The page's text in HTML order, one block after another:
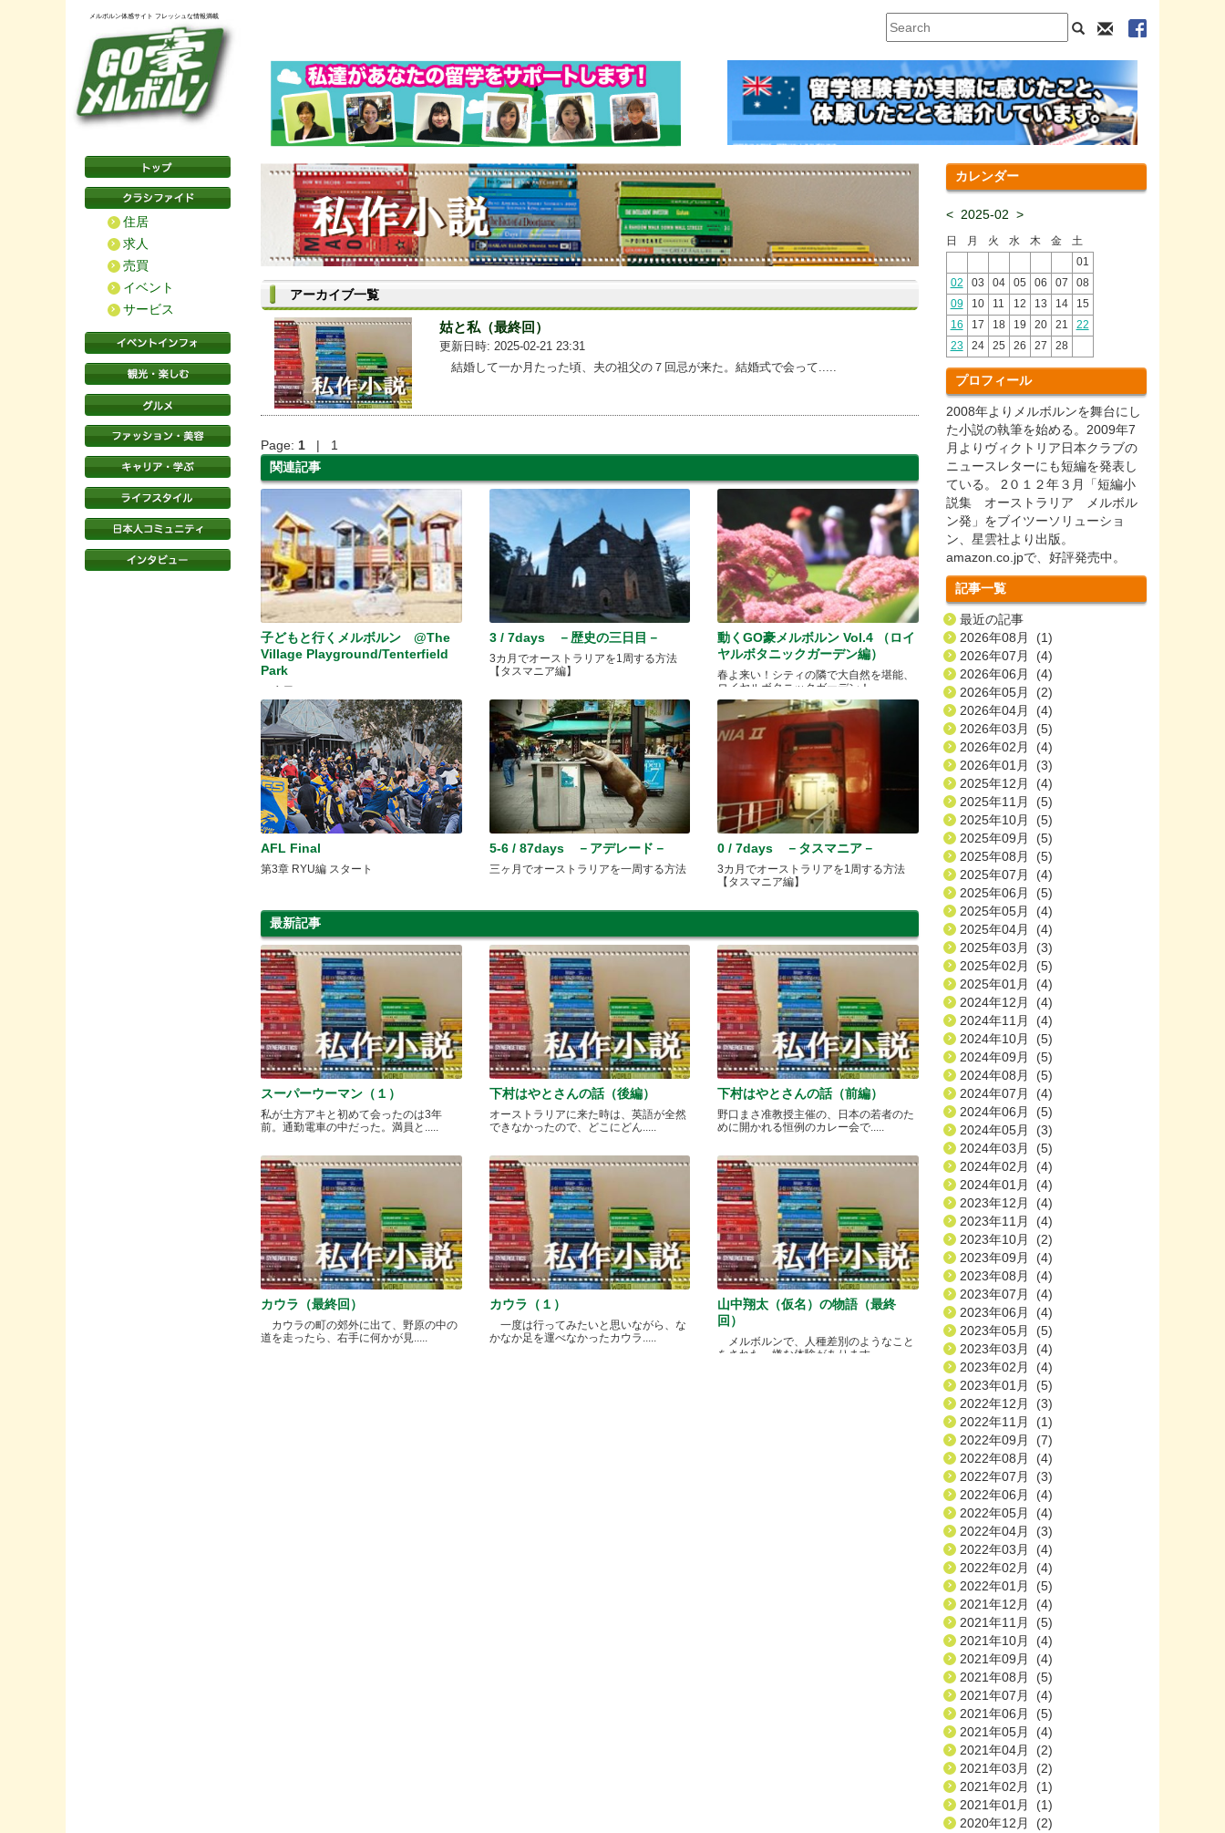
メルボルン体感サイト フレッシュな情報満載
住居
求人
売買
イベント
サービス
アーカイブ一覧
姑と私（最終回）
更新日時: 2025-02-21 23:31
結婚して一か月たった頃、夫の祖父の７回忌が来た。結婚式で会って.....
Page: 1 | 1
関連記事
子どもと行くメルボルン @The
Village Playground/Tenterfield
Park
お店屋さんごっこに♪
3 / 7days －歴史の三日目－
3カ月でオーストラリアを1周する方法
【タスマニア編】
動くGO豪メルボルン Vol.4 （ロイ
ヤルボタニックガーデン編）
春よ来い！シティの隣で大自然を堪能、
ロイヤルボタニックガーデン！
AFL Final
第3章 RYU編 スタート
5-6 / 87days －アデレード－
三ヶ月でオーストラリアを一周する方法
0 / 7days －タスマニア－
3カ月でオーストラリアを1周する方法
【タスマニア編】
最新記事
スーパーウーマン（１）
私が土方アキと初めて会ったのは3年
前。通勤電車の中だった。満員と.....
下村はやとさんの話（後編）
オーストラリアに来た時は、英語が全然
できなかったので、どこにどん.....
下村はやとさんの話（前編）
野口まさ准教授主催の、日本の若者のた
めに開かれる恒例のカレー会で.....
カウラ（最終回）
カウラの町の郊外に出て、野原の中の
道を走ったら、右手に何かが見.....
カウラ（１）
一度は行ってみたいと思いながら、な
かなか足を運べなかったカウラ.....
山中翔太（仮名）の物語（最終
回）
メルボルンで、人種差別のようなこと
をされた、嫌な体験があります.....
カレンダー
< 2025-02 >
日 月 火 水 木 金
土
01
02
03 04 05 06 07
08
09
10 11 12 13 14
15
16
17 18 19 20 21
22
23
24 25 26 27 28
プロフィール
2008年よりメルボルンを舞台にし
た小説の執筆を始める。2009年7
月よりヴィクトリア日本クラブの
ニュースレターにも短編を発表し
ている。 2０１２年３月「短編小
説集 オーストラリア メルボル
ン発」をブイツーソリューショ
ン、星雲社より出版。
amazon.co.jpで、好評発売中。
記事一覧
最近の記事
2026年08月 (1)
2026年07月 (4)
2026年06月 (4)
2026年05月 (2)
2026年04月 (4)
2026年03月 (5)
2026年02月 (4)
2026年01月 (3)
2025年12月 (4)
2025年11月 (5)
2025年10月 (5)
2025年09月 (5)
2025年08月 (5)
2025年07月 (4)
2025年06月 (5)
2025年05月 (4)
2025年04月 (4)
2025年03月 (3)
2025年02月 (5)
2025年01月 (4)
2024年12月 (4)
2024年11月 (4)
2024年10月 (5)
2024年09月 (5)
2024年08月 (5)
2024年07月 (4)
2024年06月 (5)
2024年05月 (3)
2024年03月 (5)
2024年02月 (4)
2024年01月 (4)
2023年12月 (4)
2023年11月 (4)
2023年10月 (2)
2023年09月 (4)
2023年08月 (4)
2023年07月 (4)
2023年06月 (4)
2023年05月 (5)
2023年03月 (4)
2023年02月 (4)
2023年01月 (5)
2022年12月 (3)
2022年11月 (1)
2022年09月 (7)
2022年08月 (4)
2022年07月 (3)
2022年06月 (4)
2022年05月 (4)
2022年04月 (3)
2022年03月 (4)
2022年02月 (4)
2022年01月 (5)
2021年12月 (4)
2021年11月 (5)
2021年10月 (4)
2021年09月 (4)
2021年08月 (5)
2021年07月 (4)
2021年06月 (5)
2021年05月 (4)
2021年04月 (2)
2021年03月 (2)
2021年02月 (1)
2021年01月 (1)
2020年12月 (2)